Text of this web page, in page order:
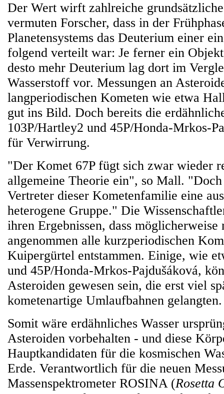
Der Wert wirft zahlreiche
vermuten Forscher, dass in der
Planetensystems das Deuterium einer
folgend verteilt war: Je ferner ein
desto mehr Deuterium lag dort im
Wasserstoff vor. Messungen an
langperiodischen Kometen wie etwa
gut ins Bild. Doch bereits die
103P/Hartley2 und 45P/Honda-Mrkos-
für Verwirrung.
"Der Komet 67P fügt sich zwar wieder
allgemeine Theorie ein", so Mall.
Vertreter dieser Kometenfamilie eine
heterogene Gruppe." Die
ihren Ergebnissen, dass
angenommen alle kurzperiodischen
Kuipergürtel entstammen. Einige, wie
und 45P/Honda-Mrkos-Pajdušáková,
Asteroiden gewesen sein, die erst viel
kometenartige Umlaufbahnen gelangten.
Somit wäre erdähnliches Wasser
Asteroiden vorbehalten - und diese
Hauptkandidaten für die kosmischen
Erde. Verantwortlich für die neuen
Massenspektrometer ROSINA (Rosetta